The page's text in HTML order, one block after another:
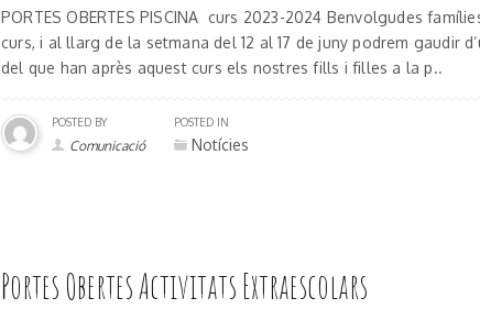
PORTES OBERTES PISCINA curs 2023-2024 Benvolgudes
curs, i al llarg de la setmana del 12 al 17 de juny podrem gaudir
del que han après aquest curs els nostres fills i filles a la p..
POSTED BY
Comunicació
POSTED IN
Notícies
Portes Obertes Activitats Extraescolars